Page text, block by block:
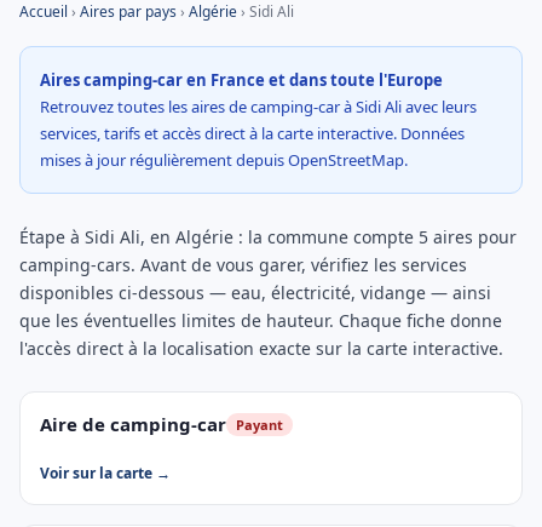
Accueil › Aires par pays› Algérie› Sidi Ali
Aires camping-car en France et dans toute l'Europe
Retrouvez toutes les aires de camping-car à Sidi Ali avec leurs
services, tarifs et accès direct à la carte interactive. Données
mises à jour régulièrement depuis OpenStreetMap.
Étape à Sidi Ali, en Algérie : la commune compte 5 aires pour
camping-cars. Avant de vous garer, vérifiez les services
disponibles ci-dessous — eau, électricité, vidange — ainsi
que les éventuelles limites de hauteur. Chaque fiche donne
l'accès direct à la localisation exacte sur la carte interactive.
Aire de camping-car Payant
Voir sur la carte →